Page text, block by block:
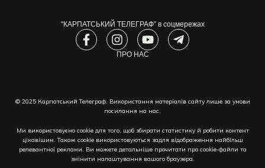
“КАРПАТСЬКИЙ ТЕЛЕГРАФ” в соцмережах
F
a
o
-
f
I
n
s
r
a
m
Y
o
u
e
T
e
a
-
p
l
a
ПРО НАС
© 2025 Карпатський Телеграф. Використання матеріалів сайту лише за умови
посилання на нас.
Ми використовуємо cookie для того, щоб збирати статистику й робити контент
цікавішим. Також cookie використовуються задля відображення найбільш
релевантної реклами. Ви можете детальніше прочитати про cookie-файли та
змінити налаштування вашого браузера.